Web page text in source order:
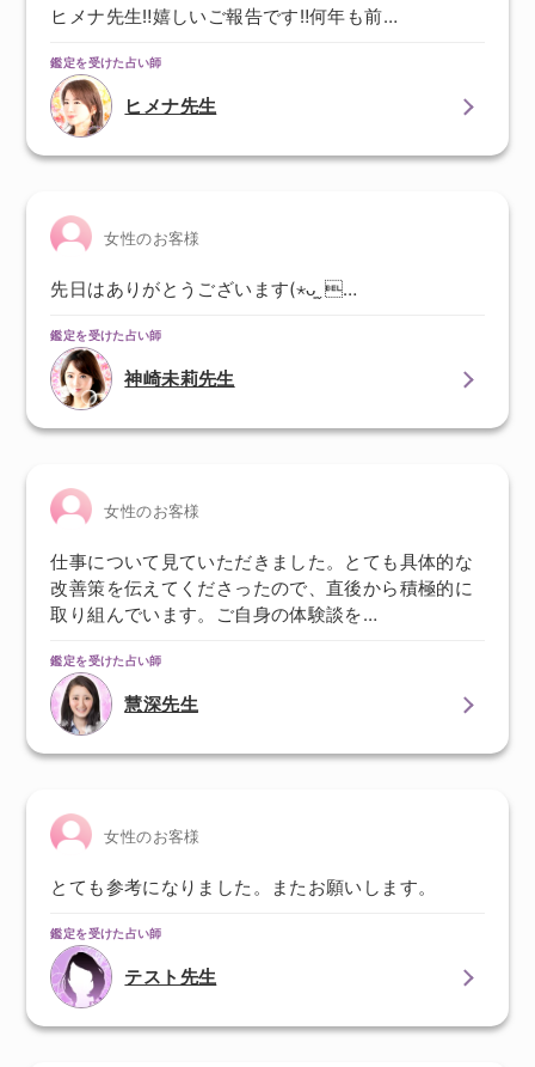
ヒメナ先生‼︎嬉しいご報告です‼︎何年も前…
鑑定を受けた占い師
ヒメナ先生
女性のお客様
先日はありがとうございます(⋆ᴗ͈ˬ…
鑑定を受けた占い師
神崎未莉先生
女性のお客様
仕事について見ていただきました。とても具体的な
改善策を伝えてくださったので、直後から積極的に
取り組んでいます。ご自身の体験談を…
鑑定を受けた占い師
慧深先生
女性のお客様
とても参考になりました。またお願いします。
鑑定を受けた占い師
テスト先生